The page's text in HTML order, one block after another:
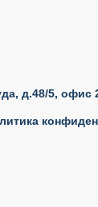
д.48/5, офис